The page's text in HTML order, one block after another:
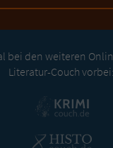
bei den weiteren
Literatur-Couch vorbei: